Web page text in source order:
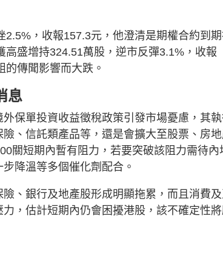
，收報157.3元，他澄清是期權合約到
盛增持324.51萬股，逆市反彈3.1%，收報
傳聞影響而大跌。
息
保單投資收益徵稅政策引發市場憂慮，其
、信託類產品等，還是會擴大至股票、房
關短期內暫有阻力，若要突破該阻力需待內
降溫等多個催化劑配合。
、銀行及地產股形成明顯拖累，而且消費
，估計短期內仍會困擾港股，該不確定性